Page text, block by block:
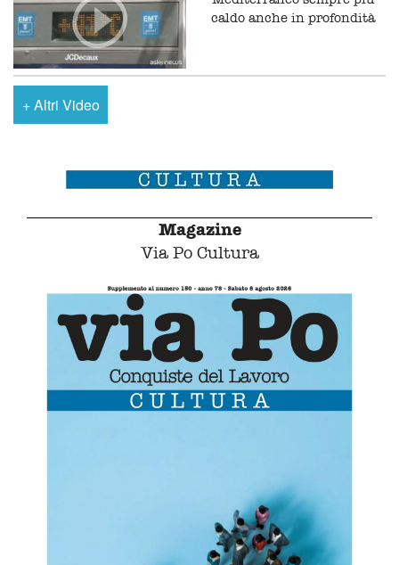
caldo anche in profondità
+Altri Video
Magazine
Via Po Cultura